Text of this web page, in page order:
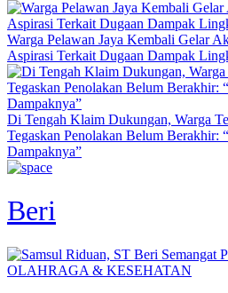
Warga Pelawan Jaya Kembali Gelar
Aspirasi Terkait Dugaan Dampak
Di Tengah Klaim Dukungan, Warga
Tegaskan Penolakan Belum Berakhir:
Dampaknya”
Beri
OLAHRAGA & KESEHATAN